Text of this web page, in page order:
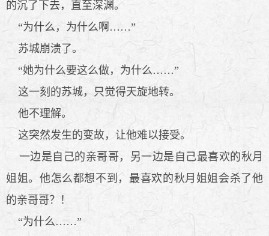
的沉了下去，直至深渊。
“为什么，为什么啊……”
苏城崩溃了。
“她为什么要这么做，为什么……”
这一刻的苏城，只觉得天旋地转。
他不理解。
这突然发生的变故，让他难以接受。
一边是自己的亲哥哥，另一边是自己最喜欢的秋月
姐姐。他怎么都想不到，最喜欢的秋月姐姐会杀了他
的亲哥哥？！
“为什么……”